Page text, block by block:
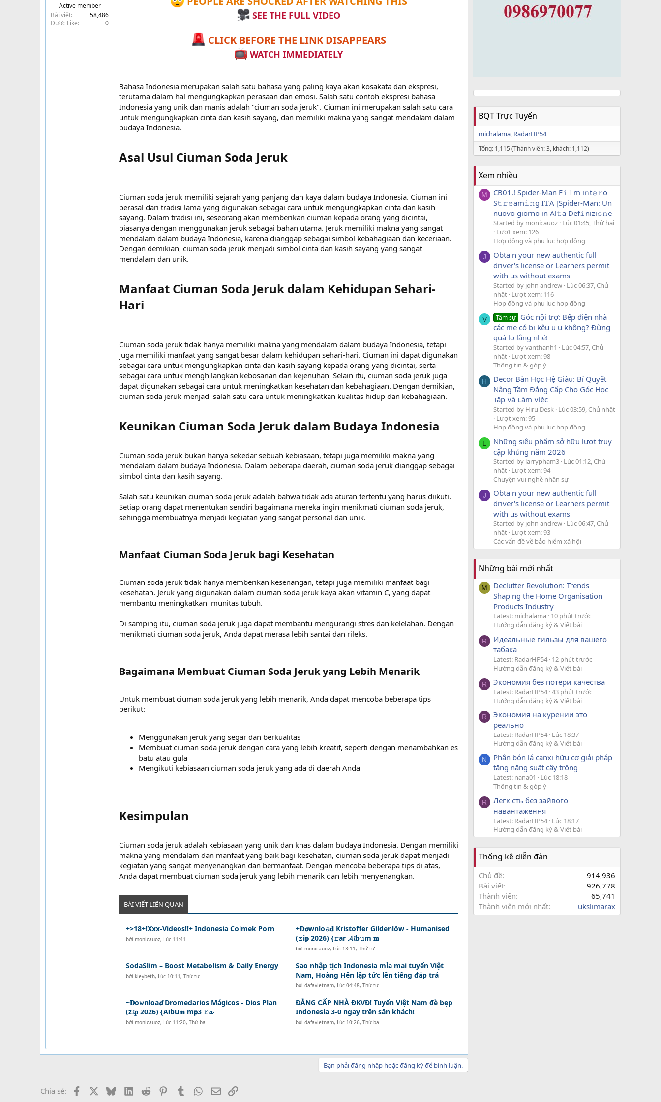
Active member
Bài viết
58,486
Được Like
0
SEE THE FULL VIDEO
CLICK BEFORE THE LINK DISAPPEARS
WATCH IMMEDIATELY
Bahasa Indonesia merupakan salah satu bahasa yang paling kaya akan kosakata dan ekspresi,
terutama dalam hal mengungkapkan perasaan dan emosi. Salah satu contoh ekspresi bahasa
Indonesia yang unik dan manis adalah "ciuman soda jeruk". Ciuman ini merupakan salah satu cara
untuk mengungkapkan cinta dan kasih sayang, dan memiliki makna yang sangat mendalam dalam
budaya Indonesia.
Asal Usul Ciuman Soda Jeruk
Ciuman soda jeruk memiliki sejarah yang panjang dan kaya dalam budaya Indonesia. Ciuman ini
berasal dari tradisi lama yang digunakan sebagai cara untuk mengungkapkan cinta dan kasih
sayang. Dalam tradisi ini, seseorang akan memberikan ciuman kepada orang yang dicintai,
biasanya dengan menggunakan jeruk sebagai bahan utama. Jeruk memiliki makna yang sangat
mendalam dalam budaya Indonesia, karena dianggap sebagai simbol kebahagiaan dan keceriaan.
Dengan demikian, ciuman soda jeruk menjadi simbol cinta dan kasih sayang yang sangat
mendalam dan unik.
Manfaat Ciuman Soda Jeruk dalam Kehidupan Sehari-
Hari
Ciuman soda jeruk tidak hanya memiliki makna yang mendalam dalam budaya Indonesia, tetapi
juga memiliki manfaat yang sangat besar dalam kehidupan sehari-hari. Ciuman ini dapat digunakan
sebagai cara untuk mengungkapkan cinta dan kasih sayang kepada orang yang dicintai, serta
sebagai cara untuk menghilangkan kebosanan dan kejenuhan. Selain itu, ciuman soda jeruk juga
dapat digunakan sebagai cara untuk meningkatkan kesehatan dan kebahagiaan. Dengan demikian,
ciuman soda jeruk menjadi salah satu cara untuk meningkatkan kualitas hidup dan kebahagiaan.
Keunikan Ciuman Soda Jeruk dalam Budaya Indonesia​
Ciuman soda jeruk bukan hanya sekedar sebuah kebiasaan, tetapi juga memiliki makna yang
mendalam dalam budaya Indonesia. Dalam beberapa daerah, ciuman soda jeruk dianggap sebagai
simbol cinta dan kasih sayang.
Salah satu keunikan ciuman soda jeruk adalah bahwa tidak ada aturan tertentu yang harus diikuti.
Setiap orang dapat menentukan sendiri bagaimana mereka ingin menikmati ciuman soda jeruk,
sehingga membuatnya menjadi kegiatan yang sangat personal dan unik.
Manfaat Ciuman Soda Jeruk bagi Kesehatan​
Ciuman soda jeruk tidak hanya memberikan kesenangan, tetapi juga memiliki manfaat bagi
kesehatan. Jeruk yang digunakan dalam ciuman soda jeruk kaya akan vitamin C, yang dapat
membantu meningkatkan imunitas tubuh.
Di samping itu, ciuman soda jeruk juga dapat membantu mengurangi stres dan kelelahan. Dengan
menikmati ciuman soda jeruk, Anda dapat merasa lebih santai dan rileks.
Bagaimana Membuat Ciuman Soda Jeruk yang Lebih Menarik​
Untuk membuat ciuman soda jeruk yang lebih menarik, Anda dapat mencoba beberapa tips
berikut:
Menggunakan jeruk yang segar dan berkualitas
Membuat ciuman soda jeruk dengan cara yang lebih kreatif, seperti dengan menambahkan es
batu atau gula
Mengikuti kebiasaan ciuman soda jeruk yang ada di daerah Anda
Kesimpulan​
Ciuman soda jeruk adalah kebiasaan yang unik dan khas dalam budaya Indonesia. Dengan memiliki
makna yang mendalam dan manfaat yang baik bagi kesehatan, ciuman soda jeruk dapat menjadi
kegiatan yang sangat menyenangkan dan bermanfaat. Dengan mencoba beberapa tips di atas,
Anda dapat membuat ciuman soda jeruk yang lebih menarik dan lebih menyenangkan.
BÀI VIẾT LIÊN QUAN
+>18+!Xxx-Videos!!+ Indonesia Colmek Porn
bởi monicauoz, Lúc 11:41
+𝐃𝙤wnlo𝚊𝐝 Kristoffer Gildenlöw - Humanised
(𝚣i𝐩 2026) {𝚛ar 𝓐𝓵b𝚞m 𝐦
bởi monicauoz, Lúc 13:11, Thứ tư
SodaSlim – Boost Metabolism & Daily Energy
bởi kieybeth, Lúc 10:11, Thứ tư
Sao nhập tịch Indonesia mỉa mai tuyển Việt
Nam, Hoàng Hên lập tức lên tiếng đáp trả
bởi dafavietnam, Lúc 04:48, Thứ tư
~𝐃o𝚠n𝗹oa𝙙 Dromedarios Mágicos - Dios Plan
(z𝓲𝐩 2026) {A𝗹bu𝐦 m𝗽3 𝚛𝓪
bởi monicauoz, Lúc 11:20, Thứ ba
ĐẲNG CẤP NHÀ ĐKVĐ! Tuyển Việt Nam đè bẹp
Indonesia 3-0 ngay trên sân khách!
bởi dafavietnam, Lúc 10:26, Thứ ba
Bạn phải đăng nhập hoặc đăng ký để bình luận.
Chia sẻ: Facebook BlueskyLinkedIn
Reddit PinterestTumblr WhatsApp
EmailLink
BQT Trực Tuyến
michalama RadarHP54
Tổng: 1,115 (Thành viên: 3, khách: 1,112)
Xem nhiều
M
CB01.! Spider-Man F𝚒𝚕m i𝚗t𝚎𝚛o
S𝚝𝚛𝚎am𝚒𝚗g I𝚃A [Spider-Man: Un
nuovo giorno in Al𝚝a Def𝚒nizi𝚘𝚗e
Started by monicauoz Lúc 01:45, Thứ hai
Lượt xem: 126
Hợp đồng và phụ lục hợp đồng
J
Obtain your new authentic full
driver's license or Learners permit
with us without exams.
Started by john andrew Lúc 06:37, Chủ
nhật Lượt xem: 116
Hợp đồng và phụ lục hợp đồng
V Tâm sự Góc nội trợ: Bếp điện nhà
các mẹ có bị kêu u u không? Đừng
quá lo lắng nhé!
Started by vanthanh1
Lúc 04:57, Chủ
nhật Lượt xem: 98
Thông tin & góp ý
H
Decor Bàn Học Hệ Giàu: Bí Quyết
Nâng Tầm Đẳng Cấp Cho Góc Học
Tập Và Làm Việc
Started by Hiru Desk Lúc 03:59, Chủ nhật
Lượt xem: 95
Hợp đồng và phụ lục hợp đồng
L
Những siêu phẩm sở hữu lượt truy
cập khủng năm 2026
Started by larrypham3 Lúc 01:12, Chủ
nhật Lượt xem: 94
Chuyện vui nghề nhân sự
J
Obtain your new authentic full
driver's license or Learners permit
with us without exams.
Started by john andrew Lúc 06:47, Chủ
nhật Lượt xem: 93
Các vấn đề về bảo hiểm xã hội
Những bài mới nhất
M
Declutter Revolution: Trends
Shaping the Home Organisation
Products Industry
Latest: michalama 10 phút trước
Hướng dẫn đăng ký & Viết bài
R
Идеальные гильзы для вашего
табака
Latest: RadarHP54 12 phút trước
Hướng dẫn đăng ký & Viết bài
R Экономия без потери качества
Latest: RadarHP54 43 phút trước
Hướng dẫn đăng ký & Viết bài
R
Экономия на курении это
реально
Latest: RadarHP54 Lúc 18:37
Hướng dẫn đăng ký & Viết bài
N
Phân bón lá canxi hữu cơ giải pháp
tăng năng suất cây trồng
Latest: nana01
Lúc 18:18
Thông tin & góp ý
R
Легкість без зайвого
навантаження
Latest: RadarHP54 Lúc 18:17
Hướng dẫn đăng ký & Viết bài
Thống kê diễn đàn
Chủ đề
914,936
Bài viết
926,778
Thành viên
65,741
Thành viên mới nhất
ukslimarax